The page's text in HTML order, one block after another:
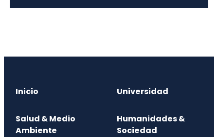
Inicio Universidad
Salud & Medio
Ambiente
Humanidades &
Sociedad